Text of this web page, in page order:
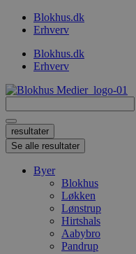
VidereBlokhus.dk
Erhverv
Blokhus.dk
Erhverv
...
resultater
Se alle resultater
Byer
Blokhus
Løkken
Lønstrup
Hirtshals
Aabybro
Pandrup